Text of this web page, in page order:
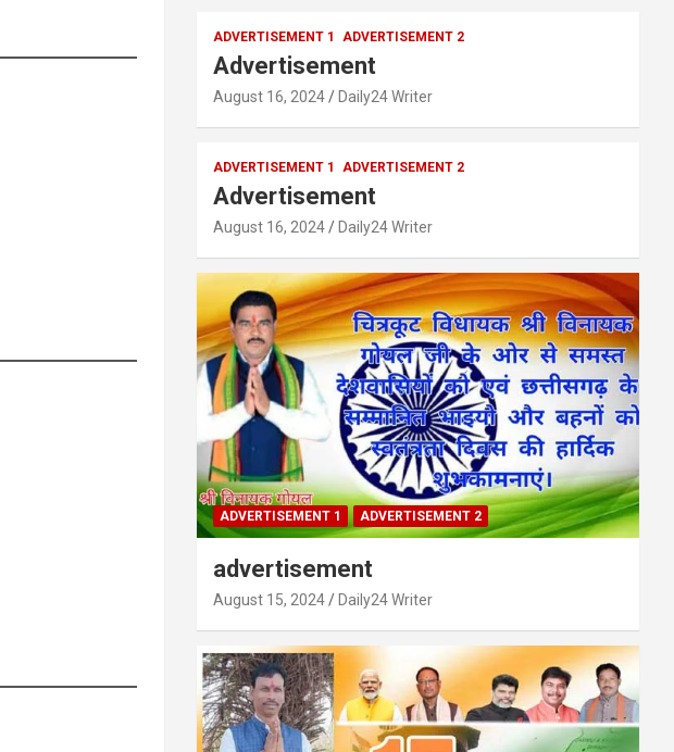
ADVERTISEMENT 1 ADVERTISEMENT 2
Advertisement
August 16, 2024 Daily24 Writer
ADVERTISEMENT 1 ADVERTISEMENT 2
Advertisement
August 16, 2024 Daily24 Writer
ADVERTISEMENT 1 ADVERTISEMENT 2
advertisement
August 15, 2024 Daily24 Writer